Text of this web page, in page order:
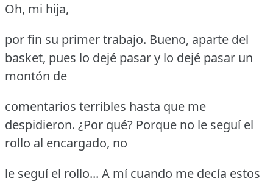
Oh, mi hija,
por fin su primer trabajo. Bueno, aparte del
basket, pues lo dejé pasar y lo dejé pasar un
montón de
comentarios terribles hasta que me
despidieron. ¿Por qué? Porque no le seguí el
rollo al encargado, no
le seguí el rollo... A mí cuando me decía estos